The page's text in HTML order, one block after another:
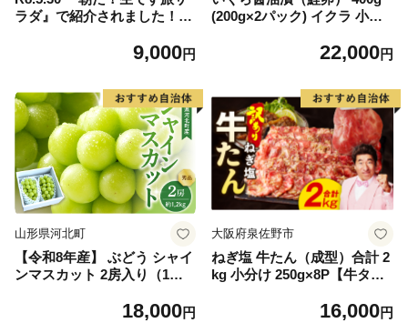
ラダ』で紹介されました！朝
生ハム ×3パック（1パックあ
9,000円
(200g×2パック) イクラ 小分
くら醤油漬け 鮭 鮭卵 ikura
大好評品 北海道 白糠町
22,000円
山形県河北町
【令和8年産】 ぶどう シャイ
ンマスカット 2房入り（1房6
産【山形eLab】 ka074-023-r
18,000円
大阪府泉佐野市
ねぎ塩 牛たん（成型）合計 2
kg 小分け 250g×8P【牛タン
16,000円